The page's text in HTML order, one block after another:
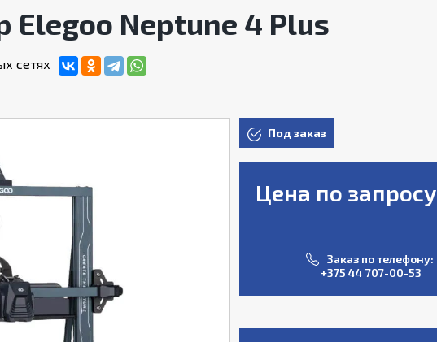
Elegoo Neptune 4 Plus
сетях
Под заказ
Цена по запросу
Заказ по телефону:
+375 44 707-00-53